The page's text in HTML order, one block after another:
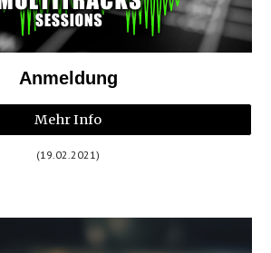
Anmeldung
Mehr Info
(19.02.2021)